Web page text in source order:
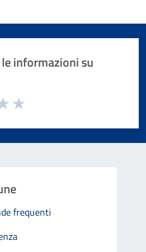
informazioni su
frequenti